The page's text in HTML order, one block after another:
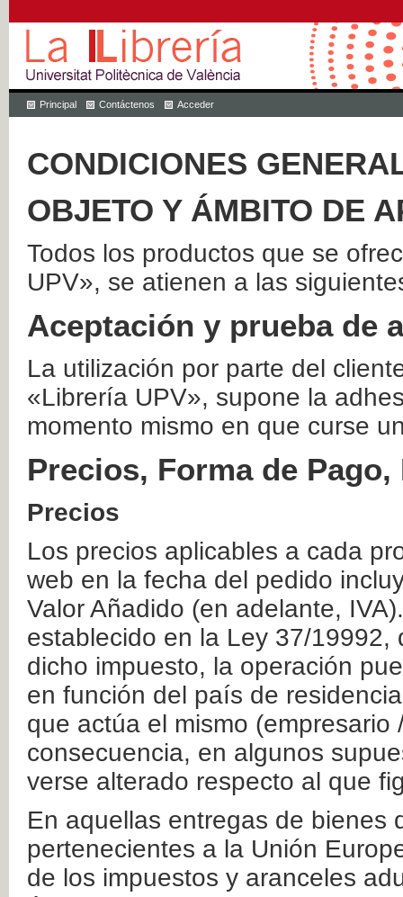
Principal Contáctenos Acceder
CONDICIONES
OBJETO Y ÁMBITO DE
Todos los productos que se
UPV», se atienen a las
Aceptación y prueba de
La utilización por parte del
«Librería UPV», supone la
momento mismo en que curse
Precios, Forma de
Precios
Los precios aplicables a cada
web en la fecha del pedido
Valor Añadido (en adelante,
establecido en la Ley 37/
dicho impuesto, la operación
en función del país de
que actúa el mismo
consecuencia, en algunos
verse alterado respecto al que
En aquellas entregas de bienes
pertenecientes a la Unión
de los impuestos y aranceles